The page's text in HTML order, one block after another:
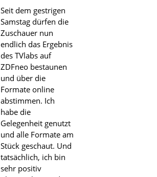
Seit dem gestrigen
Samstag dürfen die
Zuschauer nun
endlich das Ergebnis
des TVlabs auf
ZDFneo bestaunen
und über die
Formate online
abstimmen. Ich
habe die
Gelegenheit genutzt
und alle Formate am
Stück geschaut. Und
tatsächlich, ich bin
sehr positiv